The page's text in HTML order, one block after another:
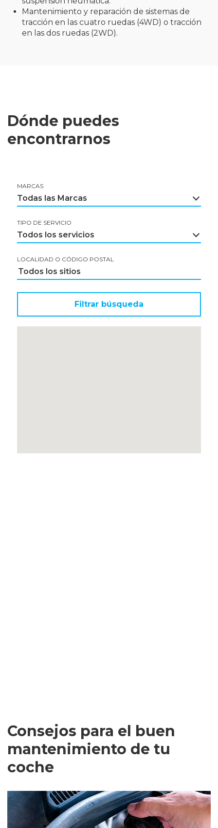
Mantenimiento y reparación de sistemas de
tracción en las cuatro ruedas (4WD) o tracción
en las dos ruedas (2WD).
Dónde puedes
encontrarnos
MARCAS
Todas las Marcas
TIPO DE SERVICIO
Todos los servicios
LOCALIDAD O CÓDIGO POSTAL
Filtrar búsqueda
Consejos para el buen
mantenimiento de tu
coche